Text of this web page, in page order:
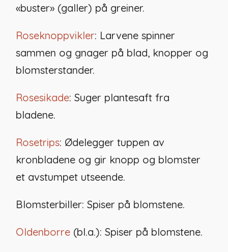
«buster» (galler) på greiner.
Roseknoppvikler: Larvene spinner
sammen og gnager på blad, knopper og
blomsterstander.
Rosesikade: Suger plantesaft fra
bladene.
Rosetrips: Ødelegger tuppen av
kronbladene og gir knopp og blomster
et avstumpet utseende.
Blomsterbiller: Spiser på blomstene.
Oldenborre (bl.a.): Spiser på blomstene.